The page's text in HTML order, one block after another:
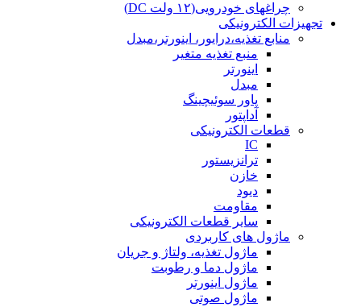
چراغهای خودرویی(۱۲ ولت DC)
تجهیزات الکترونیکی
منابع تغذیه،درایور، اینورتر،مبدل
منبع تغذیه متغیر
اینورتر
مبدل
پاور سوئیچینگ
آداپتور
قطعات الکترونیکی
IC
ترانزیستور
خازن
دیود
مقاومت
سایر قطعات الکترونیکی
ماژول های کاربردی
ماژول تغذیه، ولتاژ و جریان
ماژول دما و رطوبت
ماژول اینورتر
ماژول صوتی